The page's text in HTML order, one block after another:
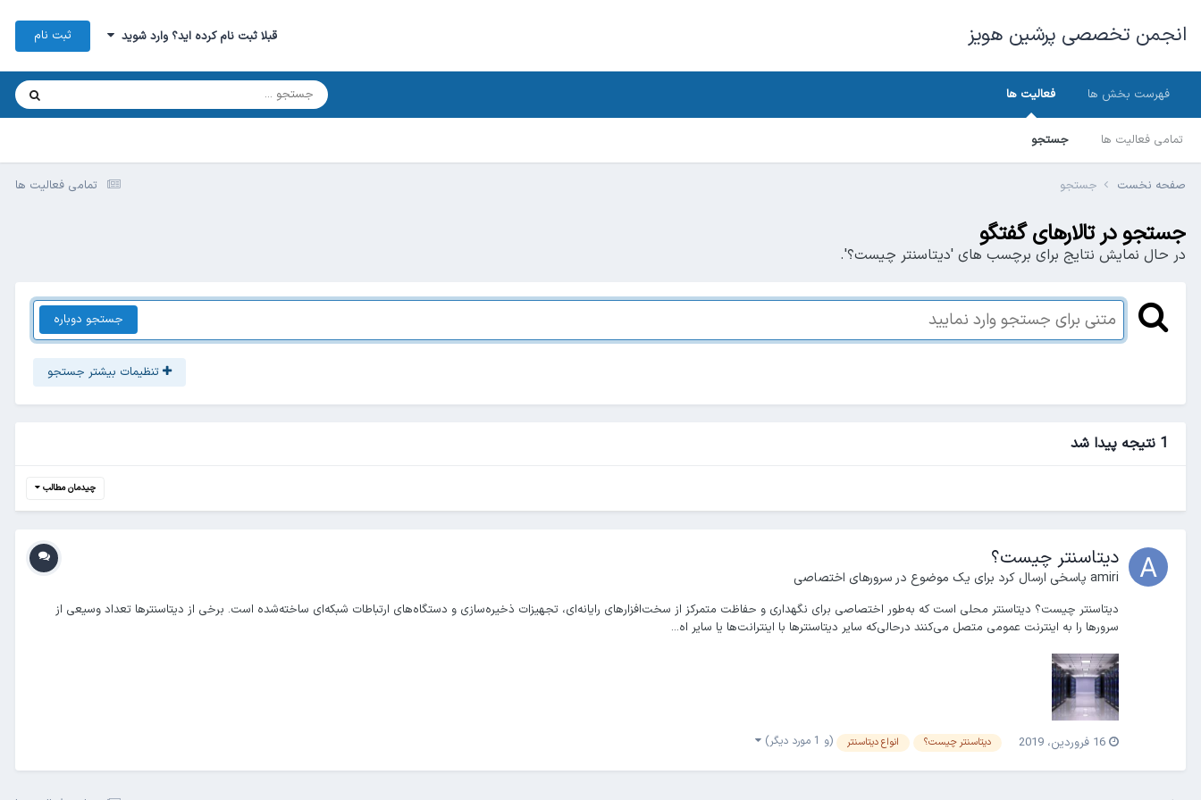
انجمن تخصصی پرشین هویز قبلا ثبت نام کرده اید؟ وارد شوید ثبت نام
فهرست بخش ها فعالیت ها
تمامی فعالیت ها جستجو
تمامی فعالیت ها صفحه نخست جستجو
جستجو در تالارهای گفتگو
در حال نمایش نتایج برای برچسب های 'دیتاسنتر چیست؟'.
جستجو دوباره
تنظیمات بیشتر جستجو
1 نتیجه پیدا شد
چیدمان مطالب
دیتاسنتر چیست؟
amiri پاسخی ارسال کرد برای یک موضوع در سرورهای اختصاصی
دیتاسنتر چیست؟ دیتاسنتر محلی است که به‌طور اختصاصی برای نگهداری و حفاظت متمرکز از سخت‌افزارهای رایانه‌ای، تجهیزات ذخیره‌سازی و دستگاه‌های ارتباطات شبکه‌ای ساخته‌شده است. برخی از دیتاسنترها تعداد وسیعی از
سرورها را به اینترنت عمومی متصل می‌کنند درحالی‌که سایر دیتاسنترها با اینترانت‌ها یا سایر اه...
16 فروردین، 2019 دیتاسنتر چیست؟ انواع دیتاسنتر (و 1 مورد دیگر)